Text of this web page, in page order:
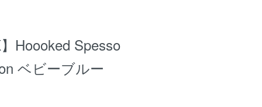
】Hoooked Spesso
ベビーブルー